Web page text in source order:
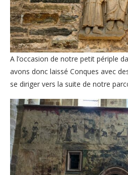
A l’occasion de notre petit périple
avons donc laissé Conques avec
se diriger vers la suite de notre